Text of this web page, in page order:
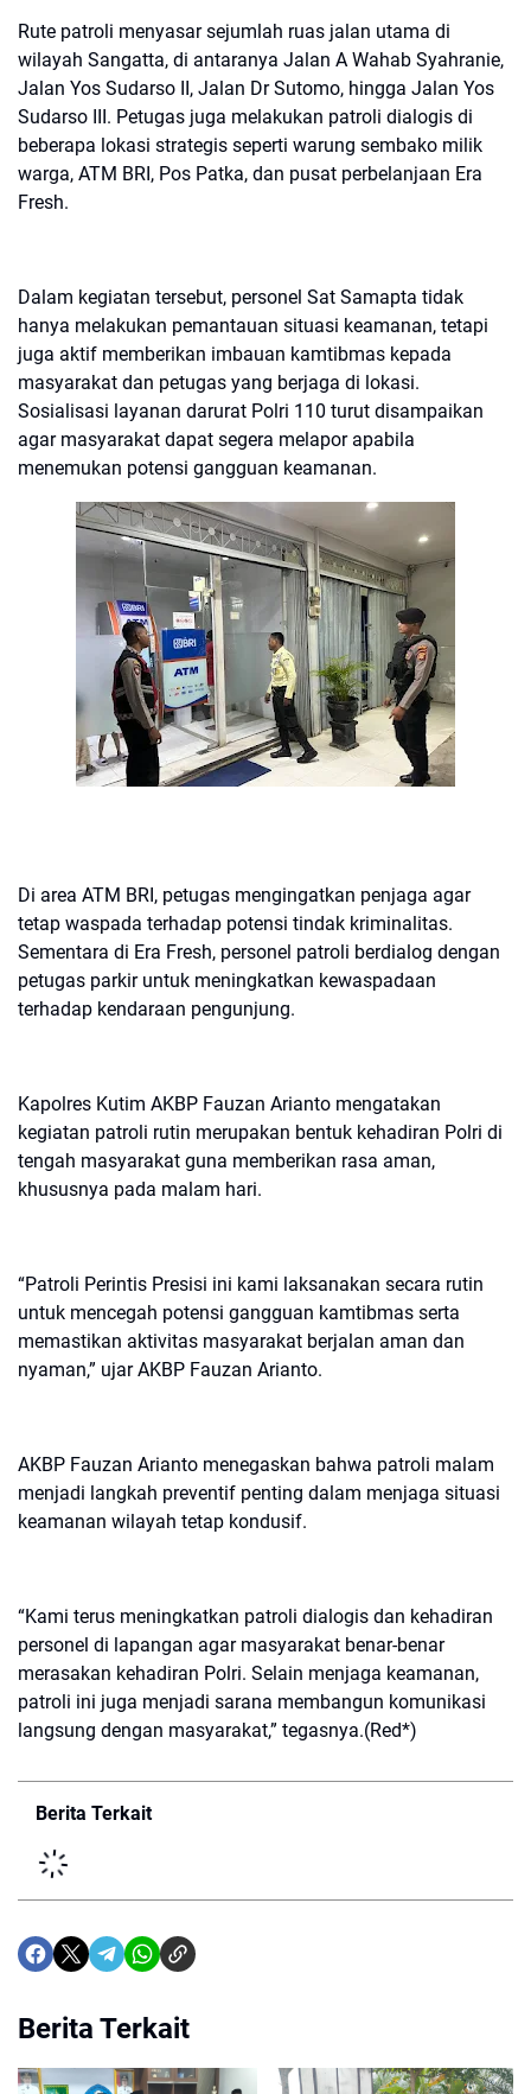
Rute patroli menyasar sejumlah ruas jalan utama di
wilayah Sangatta, di antaranya Jalan A Wahab Syahranie,
Jalan Yos Sudarso II, Jalan Dr Sutomo, hingga Jalan Yos
Sudarso III. Petugas juga melakukan patroli dialogis di
beberapa lokasi strategis seperti warung sembako milik
warga, ATM BRI, Pos Patka, dan pusat perbelanjaan Era
Fresh.
Dalam kegiatan tersebut, personel Sat Samapta tidak
hanya melakukan pemantauan situasi keamanan, tetapi
juga aktif memberikan imbauan kamtibmas kepada
masyarakat dan petugas yang berjaga di lokasi.
Sosialisasi layanan darurat Polri 110 turut disampaikan
agar masyarakat dapat segera melapor apabila
menemukan potensi gangguan keamanan.
Di area ATM BRI, petugas mengingatkan penjaga agar
tetap waspada terhadap potensi tindak kriminalitas.
Sementara di Era Fresh, personel patroli berdialog dengan
petugas parkir untuk meningkatkan kewaspadaan
terhadap kendaraan pengunjung.
Kapolres Kutim AKBP Fauzan Arianto mengatakan
kegiatan patroli rutin merupakan bentuk kehadiran Polri di
tengah masyarakat guna memberikan rasa aman,
khususnya pada malam hari.
“Patroli Perintis Presisi ini kami laksanakan secara rutin
untuk mencegah potensi gangguan kamtibmas serta
memastikan aktivitas masyarakat berjalan aman dan
nyaman,” ujar AKBP Fauzan Arianto.
AKBP Fauzan Arianto menegaskan bahwa patroli malam
menjadi langkah preventif penting dalam menjaga situasi
keamanan wilayah tetap kondusif.
“Kami terus meningkatkan patroli dialogis dan kehadiran
personel di lapangan agar masyarakat benar-benar
merasakan kehadiran Polri. Selain menjaga keamanan,
patroli ini juga menjadi sarana membangun komunikasi
langsung dengan masyarakat,” tegasnya.(Red*)
Berita Terkait
Berita Terkait